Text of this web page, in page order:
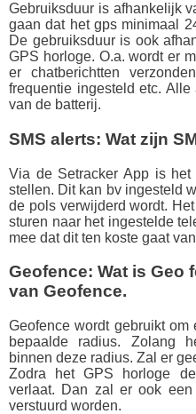
Gebruiksduur is afhankelijk
gaan dat het gps minimaal
De gebruiksduur is ook
GPS horloge. O.a. wordt er
er chatberichtten
frequentie ingesteld etc.
van de batterij.
SMS alerts: Wat zijn
Via de Setracker App is
stellen. Dit kan bv ingesteld
de pols verwijderd wordt.
sturen naar het ingestelde
mee dat dit ten koste gaat
Geofence: Wat is Geo
van Geofence.
Geofence wordt gebruikt
bepaalde radius. Zolang
binnen deze radius. Zal er
Zodra het GPS horloge
verlaat. Dan zal er ook
verstuurd worden.